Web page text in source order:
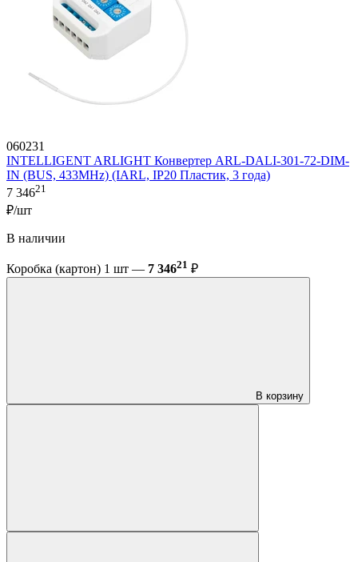
060231
INTELLIGENT ARLIGHT Конвертер ARL-DALI-301-72-DIM-
IN (BUS, 433MHz) (IARL, IP20 Пластик, 3 года)
7 34621
₽/шт
В наличии
Коробка (картон) 1 шт — 7 34621 ₽
В корзину